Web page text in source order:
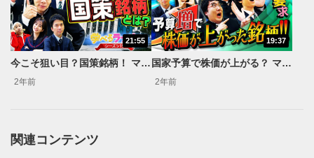
1
動画再生エリア
21:55
今こそ狙い目？国策銘柄！ マヂカルラブリーと学ぶ 松井証券 資産運用！学べるラブリーSeason15～国策に売りなし編～#1
2年前
19:37
国家予算で株価が上がる？ マヂカルラブリーと学ぶ 松井証券 資産運用！学べるラブリーSeason15～国策に売りなし編～#3
2年前
関連コンテンツ